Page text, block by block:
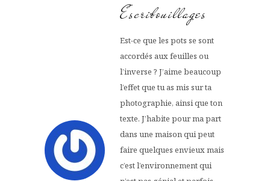
Escribouillages
Est-ce que les pots se sont
accordés aux feuilles ou
l’inverse ? J’aime beaucoup
l’effet que tu as mis sur ta
photographie, ainsi que ton
texte. J’habite pour ma part
dans une maison qui peut
faire quelques envieux mais
c’est l’environnement qui